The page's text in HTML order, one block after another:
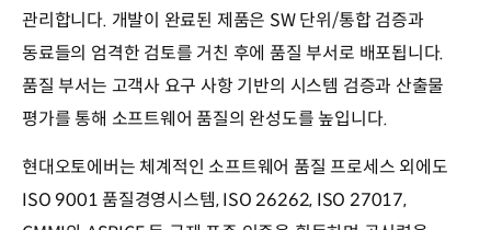
관리합니다. 개발이 완료된 제품은 SW 단위/통합 검증과
동료들의 엄격한 검토를 거친 후에 품질 부서로 배포됩니다.
품질 부서는 고객사 요구 사항 기반의 시스템 검증과 산출물
평가를 통해 소프트웨어 품질의 완성도를 높입니다.
현대오토에버는 체계적인 소프트웨어 품질 프로세스 외에도
ISO 9001 품질경영시스템, ISO 26262, ISO 27017,